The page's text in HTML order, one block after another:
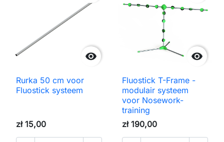

Rurka 50 cm voor
Fluostick systeem
zł 15,00

Fluostick T-Frame -
modulair systeem
voor Nosework-
training
zł 190,00